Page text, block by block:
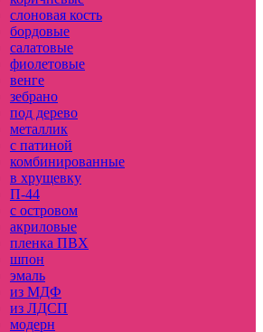
слоновая кость
бордовые
салатовые
фиолетовые
венге
зебрано
под дерево
металлик
с патиной
комбинированные
в хрущевку
П-44
с островом
акриловые
пленка ПВХ
шпон
эмаль
из МДФ
из ЛДСП
модерн